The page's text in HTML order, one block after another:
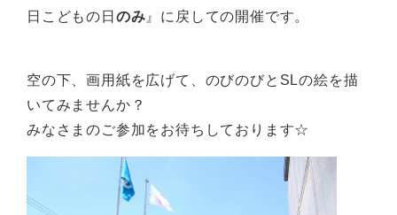
日こどもの日 のみ 』に戻しての開催です。
空の下、画用紙を広げて、のびのびとSLの絵を描
いてみませんか？
みなさまのご参加をお待ちしております☆